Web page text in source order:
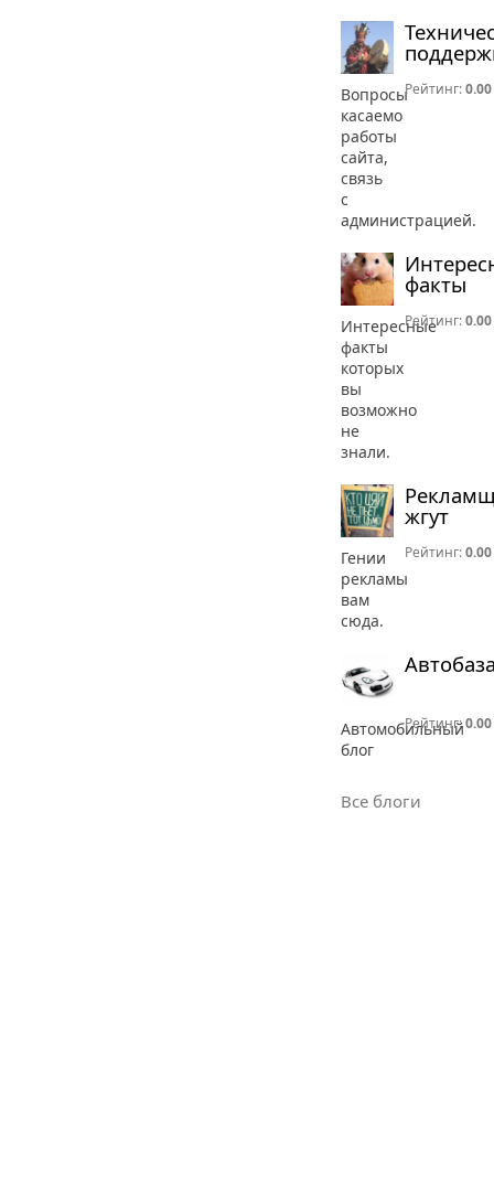
Вопросы
касаемо
работы
сайта,
связь
с
администрацией.
Рейтинг:0.00
факты
Интересные
факты
которых
вы
возможно
не
знали.
Рейтинг:0.00
жгут
Гении
рекламы
вам
сюда.
Рейтинг:0.00
Автомобильный
блог
Рейтинг:0.00
Все блоги